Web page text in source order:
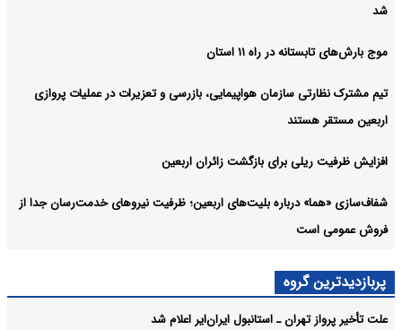
شد
موج بارش‌های تابستانه در راه ۱۱ استان
تیم مشترک نظارتی سازمان هواپیمایی، بازرسی و تعزیرات در عملیات پروازی
اربعین مستقر هستند
افزایش ظرفیت ریلی برای بازگشت زائران اربعین
شفاف‌سازی «هما» درباره بلیت‌های اربعین؛ ظرفیت نیروهای خدمت‌رسان جدا از
فروش عمومی است
پربازدیدترین گروه
علت تأخیر پرواز تهران ـ استانبول ایران‌ایر اعلام شد